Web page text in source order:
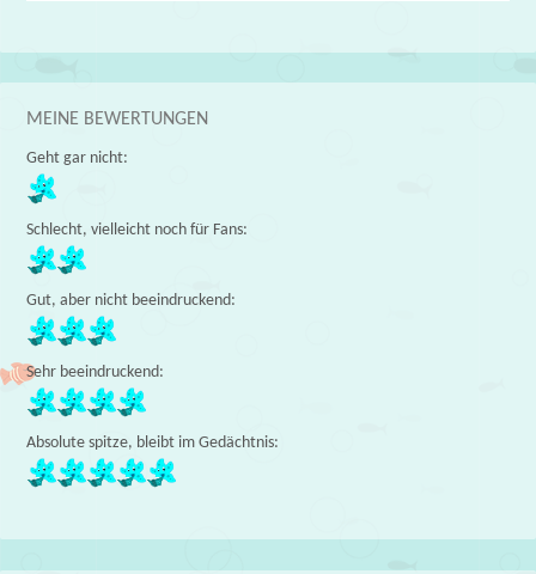
MEINE BEWERTUNGEN
Geht gar nicht:
Schlecht, vielleicht noch für Fans:
Gut, aber nicht beeindruckend:
Sehr beeindruckend:
Absolute spitze, bleibt im Gedächtnis: